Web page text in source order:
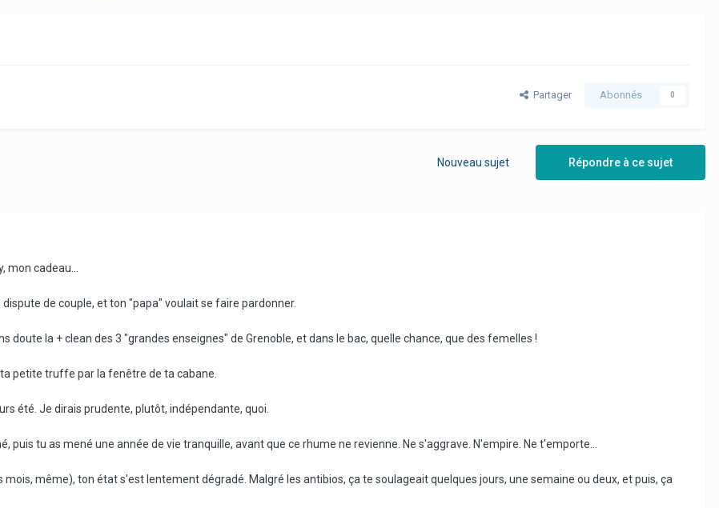
Partager Abonnés 0
Répondre à ce sujet
Nouveau sujet
mon cadeau...
de couple, et ton "papa" voulait se faire pardonner.
doute la + clean des 3 "grandes enseignes" de Grenoble, et dans le bac, quelle chance, que des femelles !
petite truffe par la fenêtre de ta cabane.
été. Je dirais prudente, plutôt, indépendante, quoi.
puis tu as mené une année de vie tranquille, avant que ce rhume ne revienne. Ne s'aggrave. N'empire. Ne t'emporte...
mois, même), ton état s'est lentement dégradé. Malgré les antibios, ça te soulageait quelques jours, une semaine ou deux, et puis, ça